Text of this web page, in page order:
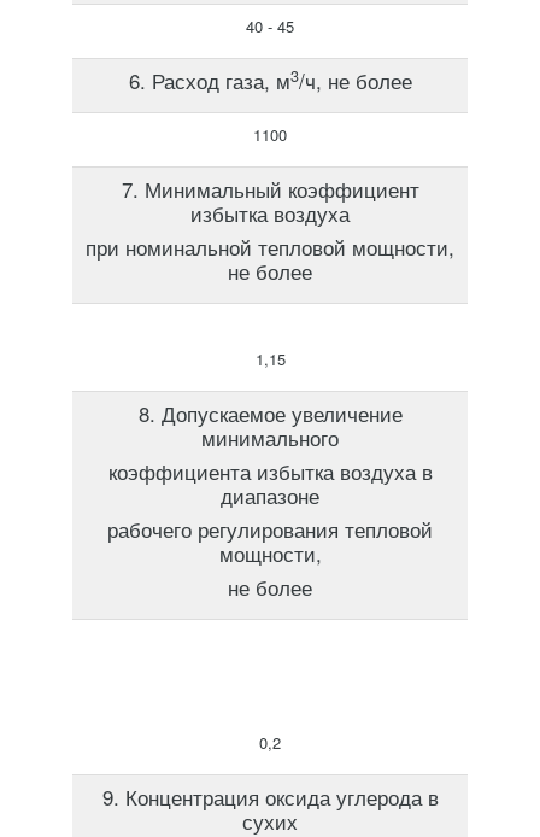
40 - 45
6. Расход газа, м3/ч, не более
1100
7. Минимальный коэффициент
избытка воздуха
при номинальной тепловой мощности,
не более
1,15
8. Допускаемое увеличение
минимального
коэффициента избытка воздуха в
диапазоне
рабочего регулирования тепловой
мощности,
не более
0,2
9. Концентрация оксида углерода в
сухих